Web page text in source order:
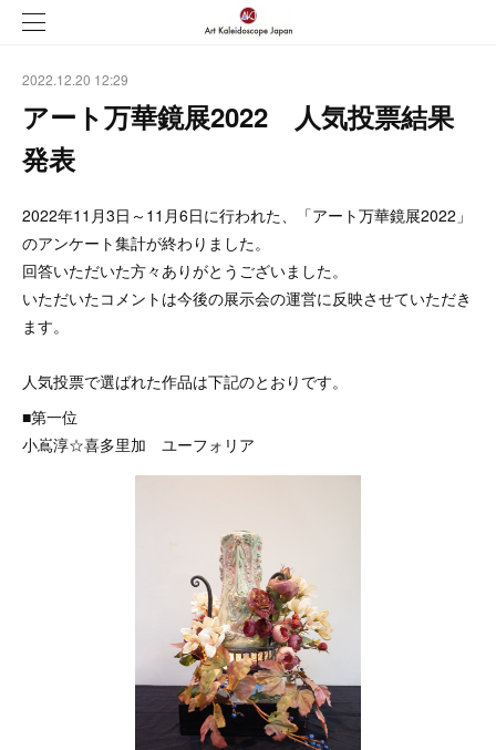
2022.12.20 12:29
アート万華鏡展2022 人気投票結果
発表
2022年11月3日～11月6日に行われた、「アート万華鏡展2022」
のアンケート集計が終わりました。
回答いただいた方々ありがとうございました。
いただいたコメントは今後の展示会の運営に反映させていただき
ます。
人気投票で選ばれた作品は下記のとおりです。
■第一位
小嶌淳☆喜多里加 ユーフォリア